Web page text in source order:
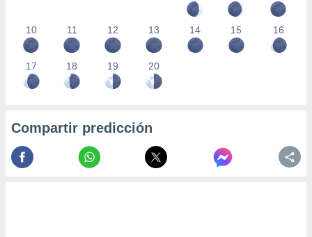
10 11 12 13 14 15 16
17 18 19 20
Compartir predicción